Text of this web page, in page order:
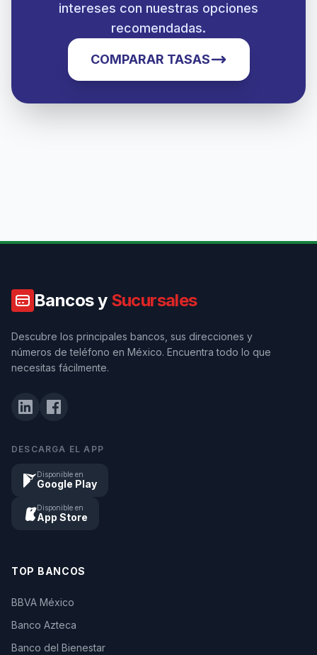
intereses con nuestras opciones
recomendadas.
COMPARAR TASAS
Bancos y Sucursales
Descubre los principales bancos, sus direcciones y
números de teléfono en México. Encuentra todo lo que
necesitas fácilmente.
DESCARGA EL APP
Disponible en
Google Play
Disponible en
App Store
TOP BANCOS
BBVA México
Banco Azteca
Banco del Bienestar